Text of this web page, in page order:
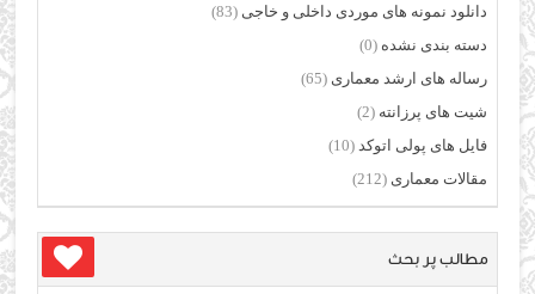
دانلود نمونه های موردی داخلی و خاجی (83)
دسته بندی نشده (0)
رساله های ارشد معماری (65)
شیت های پرزانته (2)
فایل های پولی اتوکد (10)
مقالات معماری (212)
مطالب پر بحث